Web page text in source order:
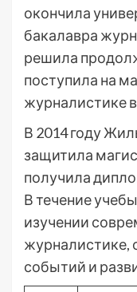
окончила
бакалавра
решила
поступила на
журналистике
В 2014 году
защитила
получила
В течение
изучении
журналистике,
событий и